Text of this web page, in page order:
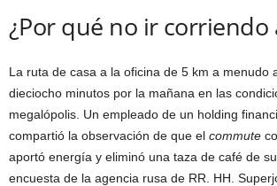
¿Por qué no ir corriendo
La ruta de casa a la oficina de 5 km a menudo
dieciocho minutos por la mañana en las
megalópolis. Un empleado de un holding
compartió la observación de que el commute
aportó energía y eliminó una taza de café de
encuesta de la agencia rusa de RR. HH.